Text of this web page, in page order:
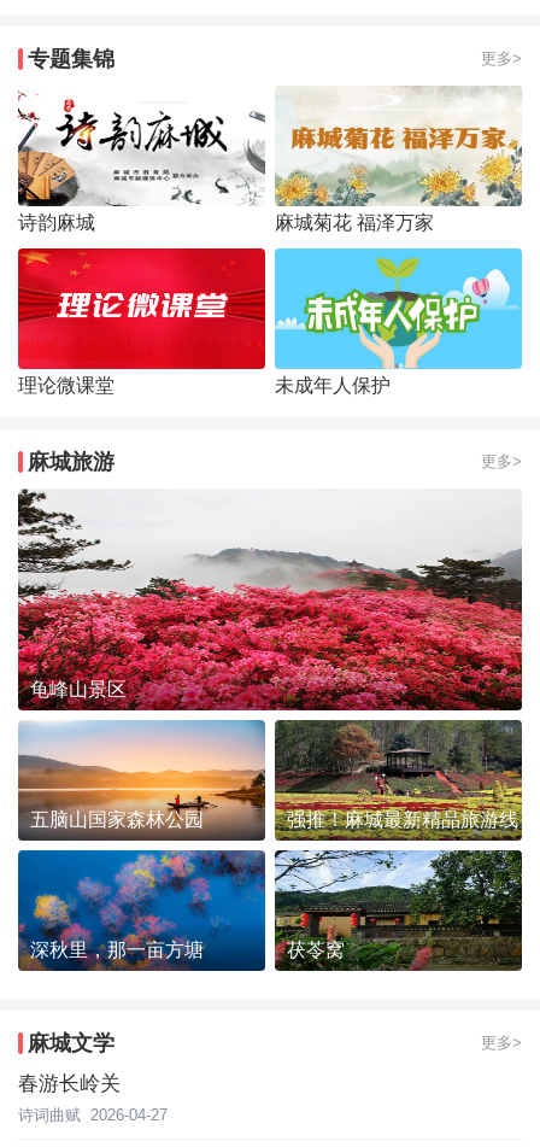
专题集锦 更多>
诗韵麻城 麻城菊花 福泽万家
理论微课堂 未成年人保护
麻城旅游 更多>
龟峰山景区
五脑山国家森林公园 强推！麻城最新精品旅游线
路发布~
深秋里，那一亩方塘 茯苓窝
麻城文学 更多>
春游长岭关
诗词曲赋 2026-04-27